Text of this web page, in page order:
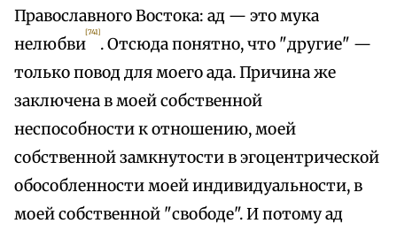
Православного Востока: ад — это мука
нелюбви
[741]
. Отсюда понятно, что "другие" —
только повод для моего ада. Причина же
заключена в моей собственной
неспособности к отношению, моей
собственной замкнутости в эгоцентрической
обособленности моей индивидуальности, в
моей собственной "свободе". И потому ад